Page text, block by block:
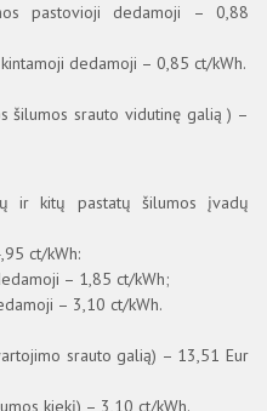
pastovioji dedamoji – 0,88
dedamoji – 0,85 ct/kWh.
šilumos srauto vidutinę galią ) –
ir kitų pastatų šilumos įvadų
ct/kWh:
– 1,85 ct/kWh;
– 3,10 ct/kWh.
srauto galią) – 13,51 Eur
kiekį) – 3,10 ct/kWh.